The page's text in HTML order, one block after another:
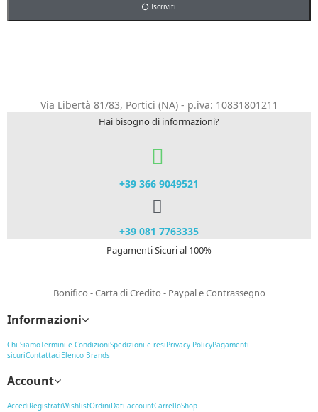
Iscriviti
Via Libertà 81/83, Portici (NA) - p.iva: 10831801211
Hai bisogno di informazioni?
+39 366 9049521​
+39 081 7763335
Pagamenti Sicuri al 100%
Bonifico - Carta di Credito - Paypal e Contrassegno
Informazioni
Chi SiamoTermini e CondizioniSpedizioni e resiPrivacy PolicyPagamenti
sicuriContattaciElenco Brands
Account
AccediRegistratiWishlistOrdiniDati accountCarrelloShop